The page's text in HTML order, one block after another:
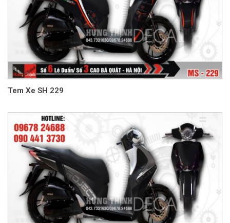
Tem Xe SH 229